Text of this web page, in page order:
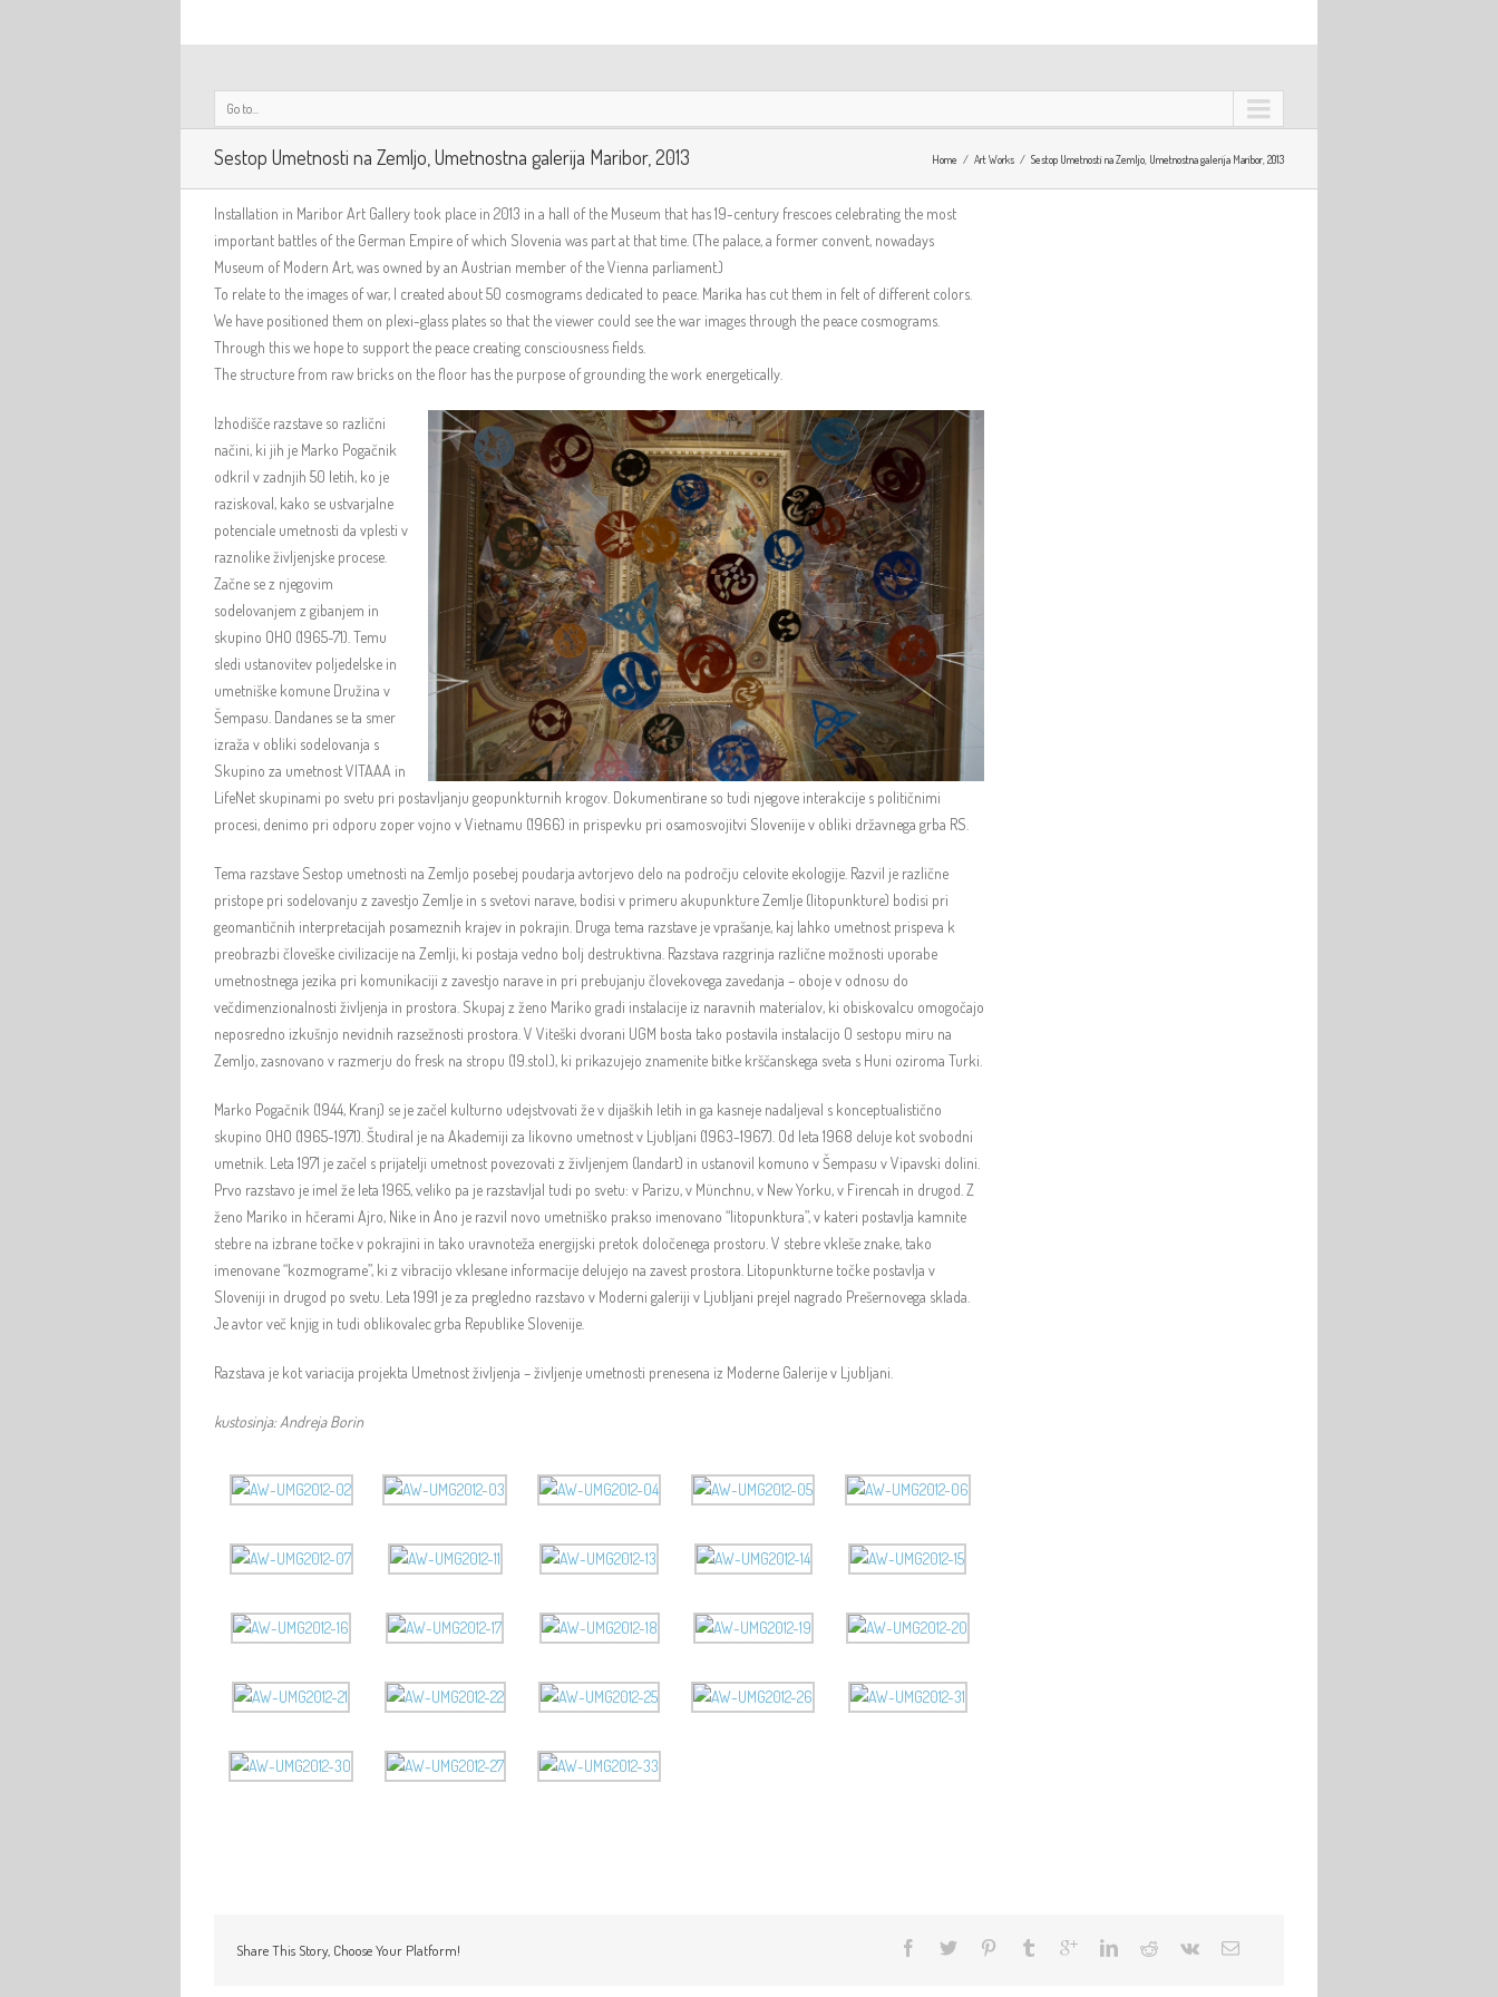
Go to...
Sestop Umetnosti na Zemljo, Umetnostna galerija Maribor, 2013 Home Art Works Sestop Umetnosti na Zemljo, Umetnostna galerija Maribor, 2013
Installation in Maribor Art Gallery took place in 2013 in a hall of the Museum that has 19-century frescoes celebrating the most
important battles of the German Empire of which Slovenia was part at that time. (The palace, a former convent, nowadays
Museum of Modern Art, was owned by an Austrian member of the Vienna parliament.)
To relate to the images of war, I created about 50 cosmograms dedicated to peace. Marika has cut them in felt of different colors.
We have positioned them on plexi-glass plates so that the viewer could see the war images through the peace cosmograms.
Through this we hope to support the peace creating consciousness fields.
The structure from raw bricks on the floor has the purpose of grounding the work energetically.
Izhodišče razstave so različni
načini, ki jih je Marko Pogačnik
odkril v zadnjih 50 letih, ko je
raziskoval, kako se ustvarjalne
potenciale umetnosti da vplesti v
raznolike življenjske procese.
Začne se z njegovim
sodelovanjem z gibanjem in
skupino OHO (1965-71). Temu
sledi ustanovitev poljedelske in
umetniške komune Družina v
Šempasu. Dandanes se ta smer
izraža v obliki sodelovanja s
Skupino za umetnost VITAAA in
LifeNet skupinami po svetu pri postavljanju geopunkturnih krogov. Dokumentirane so tudi njegove interakcije s političnimi
procesi, denimo pri odporu zoper vojno v Vietnamu (1966) in prispevku pri osamosvojitvi Slovenije v obliki državnega grba RS.
Tema razstave Sestop umetnosti na Zemljo posebej poudarja avtorjevo delo na področju celovite ekologije. Razvil je različne
pristope pri sodelovanju z zavestjo Zemlje in s svetovi narave, bodisi v primeru akupunkture Zemlje (litopunkture) bodisi pri
geomantičnih interpretacijah posameznih krajev in pokrajin. Druga tema razstave je vprašanje, kaj lahko umetnost prispeva k
preobrazbi človeške civilizacije na Zemlji, ki postaja vedno bolj destruktivna. Razstava razgrinja različne možnosti uporabe
umetnostnega jezika pri komunikaciji z zavestjo narave in pri prebujanju človekovega zavedanja – oboje v odnosu do
večdimenzionalnosti življenja in prostora. Skupaj z ženo Mariko gradi instalacije iz naravnih materialov, ki obiskovalcu omogočajo
neposredno izkušnjo nevidnih razsežnosti prostora. V Viteški dvorani UGM bosta tako postavila instalacijo O sestopu miru na
Zemljo, zasnovano v razmerju do fresk na stropu (19.stol.), ki prikazujejo znamenite bitke krščanskega sveta s Huni oziroma Turki.
Marko Pogačnik (1944, Kranj) se je začel kulturno udejstvovati že v dijaških letih in ga kasneje nadaljeval s konceptualistično
skupino OHO (1965-1971). Študiral je na Akademiji za likovno umetnost v Ljubljani (1963-1967). Od leta 1968 deluje kot svobodni
umetnik. Leta 1971 je začel s prijatelji umetnost povezovati z življenjem (landart) in ustanovil komuno v Šempasu v Vipavski dolini.
Prvo razstavo je imel že leta 1965, veliko pa je razstavljal tudi po svetu: v Parizu, v Münchnu, v New Yorku, v Firencah in drugod. Z
ženo Mariko in hčerami Ajro, Nike in Ano je razvil novo umetniško prakso imenovano “litopunktura”, v kateri postavlja kamnite
stebre na izbrane točke v pokrajini in tako uravnoteža energijski pretok določenega prostoru. V stebre vkleše znake, tako
imenovane “kozmograme”, ki z vibracijo vklesane informacije delujejo na zavest prostora. Litopunkturne točke postavlja v
Sloveniji in drugod po svetu. Leta 1991 je za pregledno razstavo v Moderni galeriji v Ljubljani prejel nagrado Prešernovega sklada.
Je avtor več knjig in tudi oblikovalec grba Republike Slovenije.
Razstava je kot variacija projekta Umetnost življenja – življenje umetnosti prenesena iz Moderne Galerije v Ljubljani.
kustosinja: Andreja Borin
Share This Story, Choose Your Platform!